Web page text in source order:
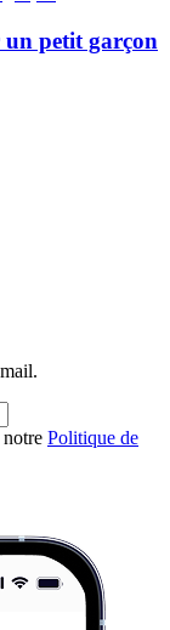
un petit garçon
notre Politique de